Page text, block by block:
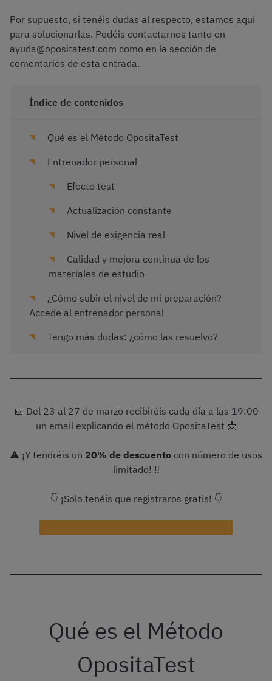
Por supuesto, si tenéis dudas al respecto, estamos aquí
para solucionarlas. Podéis contactarnos tanto en
ayuda@opositatest.com como en la sección de
comentarios de esta entrada.
Índice de contenidos
Qué es el Método OpositaTest
Entrenador personal
Efecto test
Actualización constante
Nivel de exigencia real
Calidad y mejora continua de los
materiales de estudio
¿Cómo subir el nivel de mi preparación?
Accede al entrenador personal
Tengo más dudas: ¿cómo las resuelvo?
📅 Del 23 al 27 de marzo recibiréis cada día a las 19:00
un email explicando el método OpositaTest 📩
⚠️ ¡Y tendréis un 20% de descuento con número de usos
limitado! ‼️
👇 ¡Solo tenéis que registraros gratis! 👇
Qué es el Método
OpositaTest